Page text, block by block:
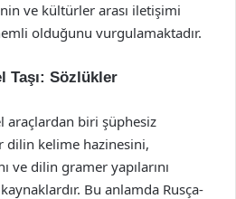
ve kültürler arası iletişimi
olduğunu vurgulamaktadır.
Taşı: Sözlükler
araçlardan biri şüphesiz
dilin kelime hazinesini,
ve dilin gramer yapılarını
Bu anlamda Rusça-